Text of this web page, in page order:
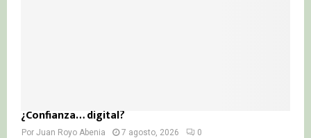
¿Confianza… digital?
Por Juan Royo Abenia 7 agosto, 2026 0